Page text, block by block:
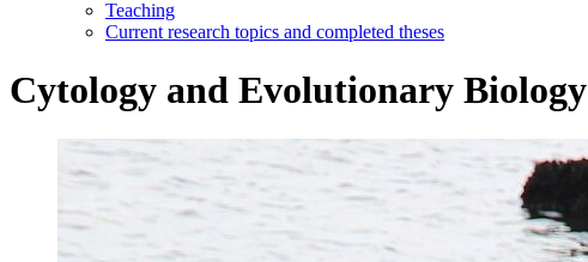
Teaching
Current research topics and completed theses
Cytology and Evolutionary Biology